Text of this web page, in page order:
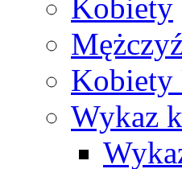
Kobiety
Kobiety
Wykaz